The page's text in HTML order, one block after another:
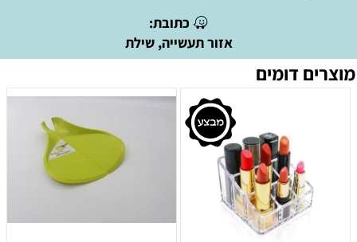
כתובת:
אזור תעשייה, שילת
מוצרים דומים